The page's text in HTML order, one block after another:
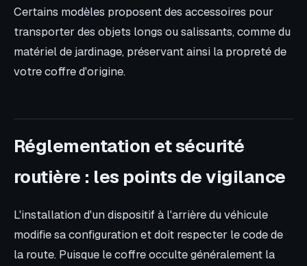
Certains modèles proposent des accessoires pour
transporter des objets longs ou salissants, comme du
matériel de jardinage, préservant ainsi la propreté de
votre coffre d'origine.
Réglementation et sécurité
routière : les points de vigilance
L'installation d'un dispositif à l'arrière du véhicule
modifie sa configuration et doit respecter le code de
la route. Puisque le coffre occulte généralement la